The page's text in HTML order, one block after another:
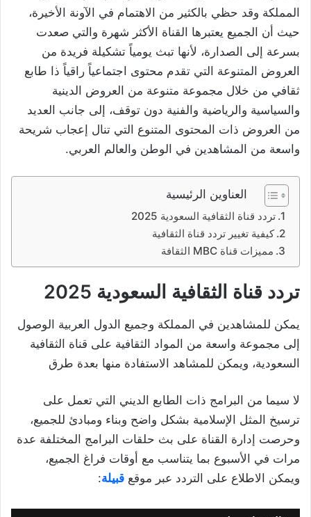
المملكة وقد حظي بالكثير من الاهتمام في الآونة الأخيرة،
حيث أن الجميع يعتبرها القناة الأكثر شهرة والتي صعدت
بسرعة إلى الصدارة، لأنها تبث يومياً تشكيلة فريدة من
العروض المتنوعة التي تقدم محتوى اجتماعياً راقياً ذا طابع
ثقافي من خلال مجموعة متنوعة من العروض الدينية
والسياسية والرياضية والفنية دون توقف، إلى جانب العديد
من العروض ذات المحتوى المتنوع التي تنال إعجاب شريحة
واسعة من المشاهدين في الوطن والعالم العربي.
العناوين الرئيسية
تردد قناة الثقافية السعودية 2025
كيفية تغيير تردد قناة الثقافية
مميزات قناة MBC الثقافة
تردد قناة الثقافية السعودية 2025
يمكن للمشاهدين في المملكة وجميع الدول العربية الوصول
إلى مجموعة واسعة من المواد الثقافية على قناة الثقافية
السعودية، ويمكن للمشاهد الاستفادة منها بعدة طرق
لا سيما من البرامج ذات الطابع الديني التي تعمل على
ترسيخ المثل الإسلامية بشكل واضح وبناء ومبادئ للجميع،
وحرصت إدارة القناة على بث حلقات البرامج المختلفة عدة
مرات في الأسبوع بما يتناسب مع أوقات فراغ الجميع،
ويمكن الاطلاع على التردد عبر موقع قبيلة: